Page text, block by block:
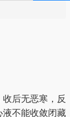
后无恶寒，反
液不能收敛闭藏